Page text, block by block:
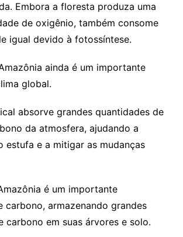
Embora a floresta produza uma
de oxigênio, também consome
igual devido à fotossíntese.
ainda é um importante
global.
absorve grandes quantidades de
da atmosfera, ajudando a
estufa e a mitigar as mudanças
é um importante
carbono, armazenando grandes
carbono em suas árvores e solo.